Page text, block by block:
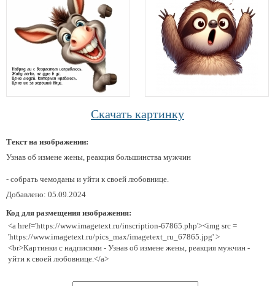
Скачать картинку
Текст на изображении:
Узнав об измене жены, реакция большинства мужчин
- собрать чемоданы и уйти к своей любовнице.
Добавлено: 05.09.2024
Код для размещения изображения:
<a href='https://www.imagetext.ru/inscription-67865.php'><img src =
'https://www.imagetext.ru/pics_max/imagetext_ru_67865.jpg' >
<br>Картинки с надписями - Узнав об измене жены, реакция мужчин -
уйти к своей любовнице.</a>